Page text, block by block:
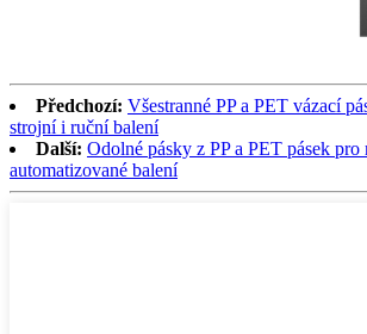
Předchozí: Všestranné PP a PET vázací
strojní i ruční balení
Další: Odolné pásky z PP a PET pásek pro
automatizované balení